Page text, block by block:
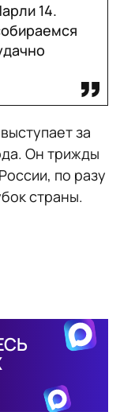
14.
за
Он трижды
по разу
страны.